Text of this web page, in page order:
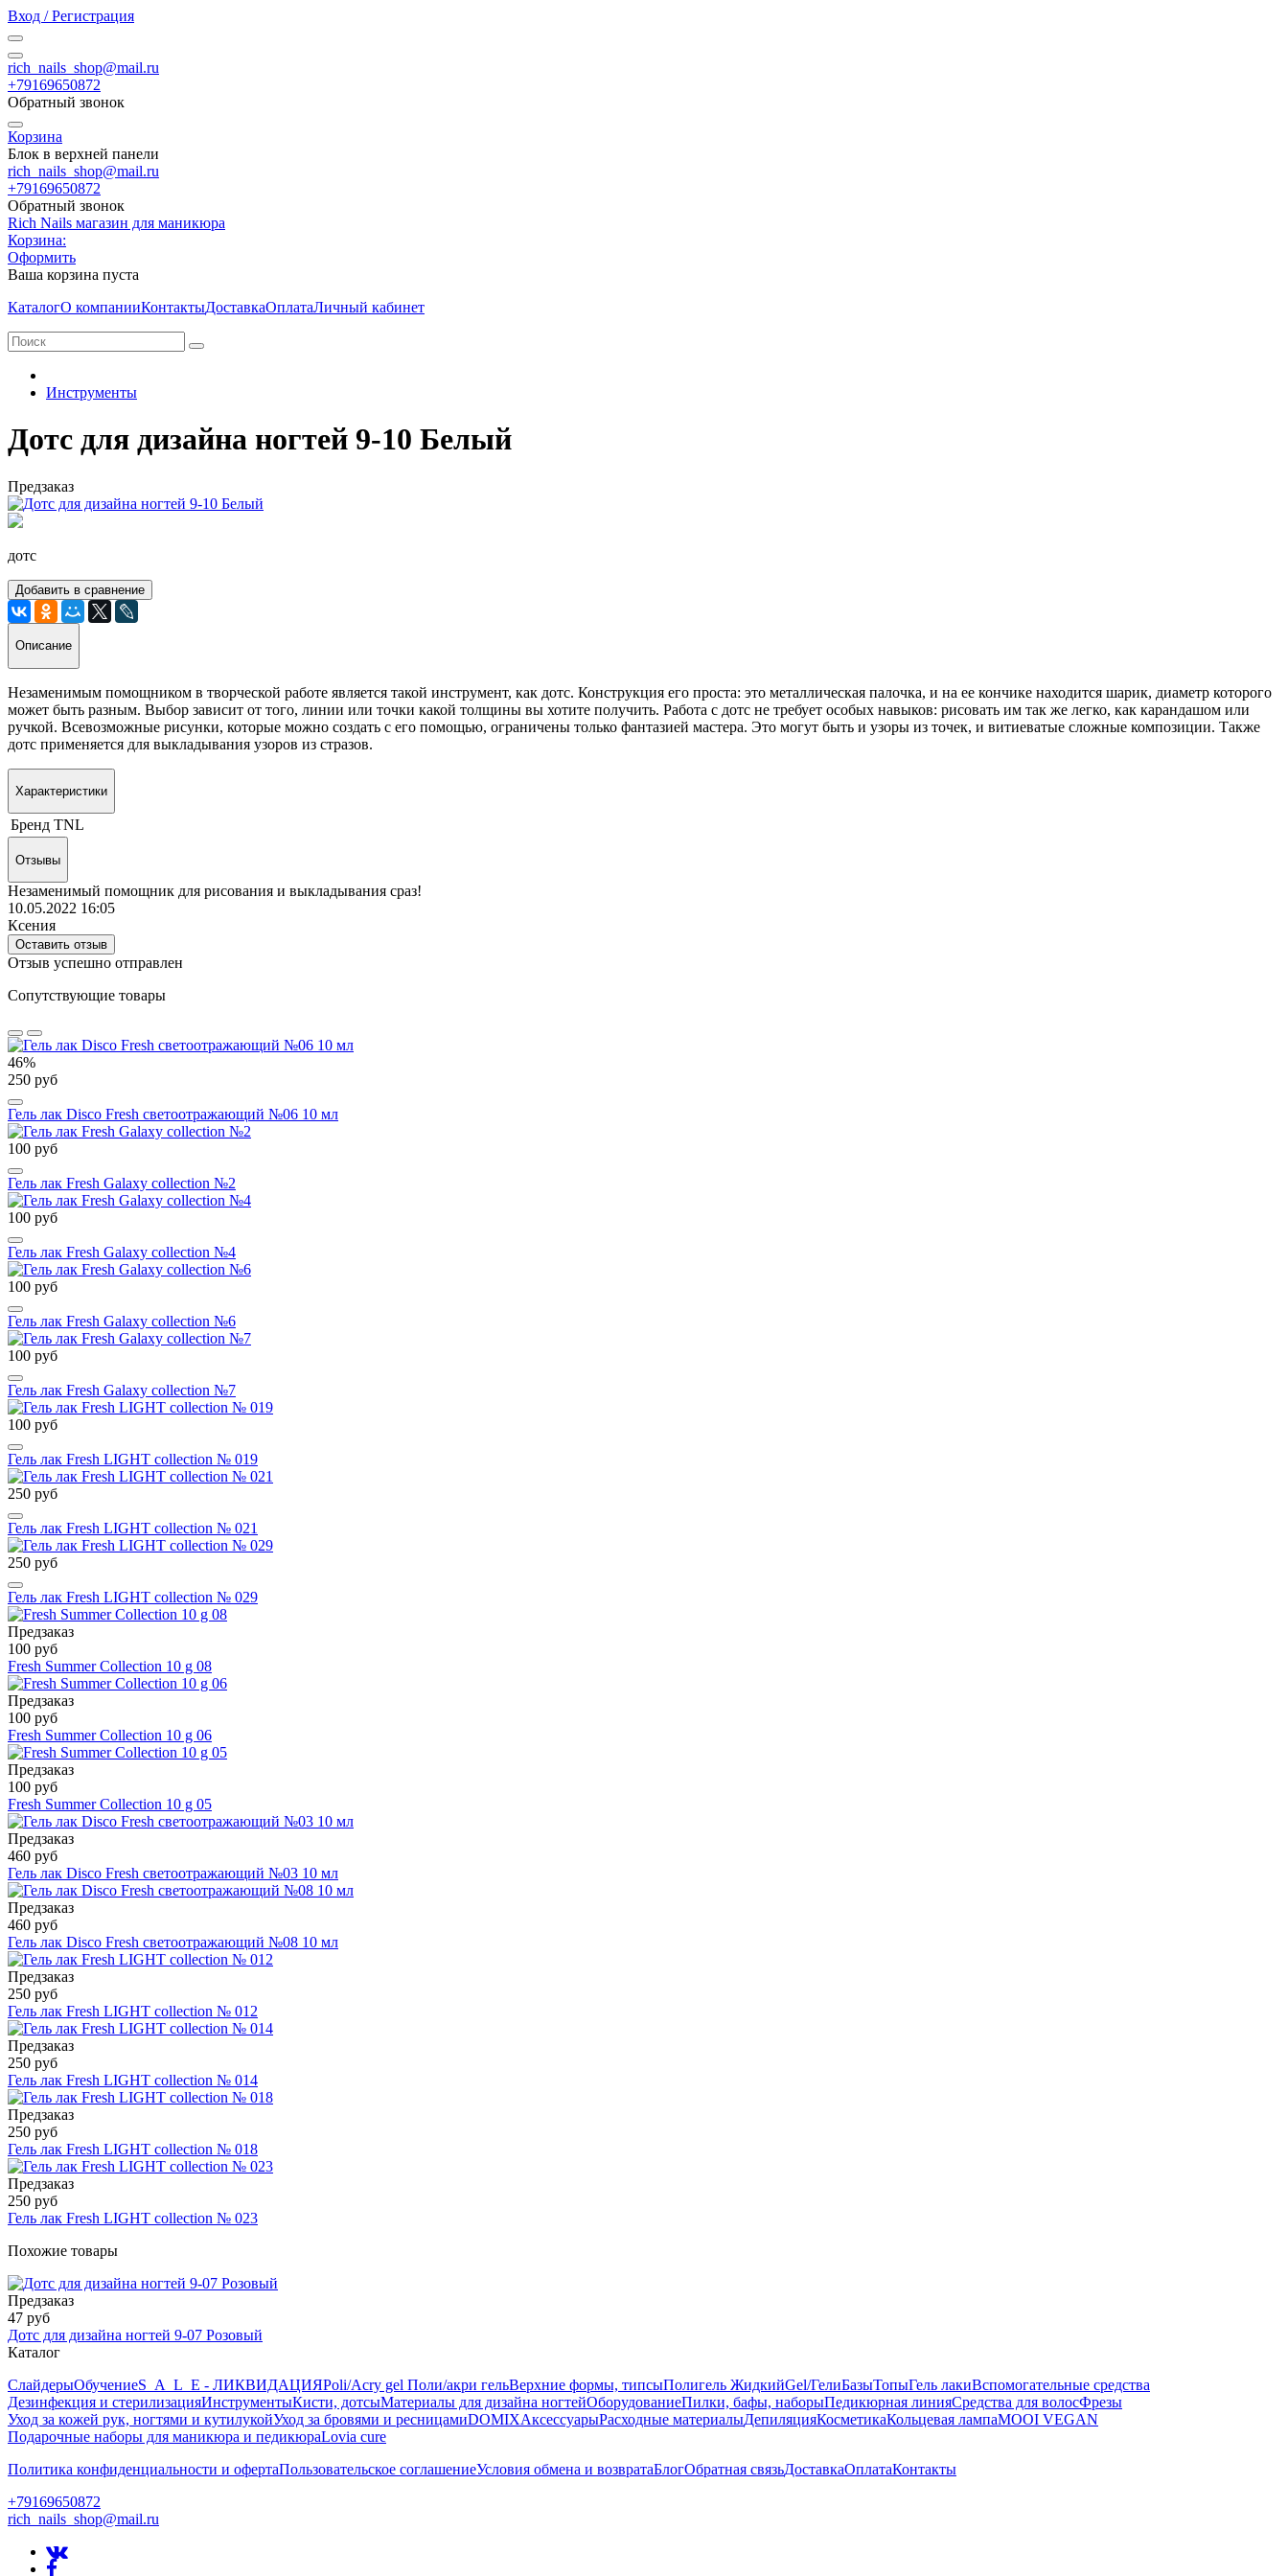
Вход / Регистрация
rich_nails_shop@mail.ru
+79169650872
Обратный звонок
Корзина
Блок в верхней панели
rich_nails_shop@mail.ru
+79169650872
Обратный звонок
Rich Nails магазин для маникюра
Корзина:
Оформить
Ваша корзина пуста
КаталогО компанииКонтактыДоставкаОплатаЛичный кабинет
Инструменты
Дотс для дизайна ногтей 9-10 Белый
Предзаказ
дотс
Добавить в сравнение
Описание
Незаменимым помощником в творческой работе является такой инструмент, как дотс. Конструкция его проста: это металлическая палочка, и на ее кончике находится шарик, диаметр которого
может быть разным. Выбор зависит от того, линии или точки какой толщины вы хотите получить. Работа с дотс не требует особых навыков: рисовать им так же легко, как карандашом или
ручкой. Всевозможные рисунки, которые можно создать с его помощью, ограничены только фантазией мастера. Это могут быть и узоры из точек, и витиеватые сложные композиции. Также
дотс применяется для выкладывания узоров из стразов.
Характеристики
Бренд TNL
Отзывы
Незаменимый помощник для рисования и выкладывания сраз!
10.05.2022 16:05
Ксения
Оставить отзыв
Отзыв успешно отправлен
Сопутствующие товары
46%
250 руб
Гель лак Disco Fresh светоотражающий №06 10 мл
100 руб
Гель лак Fresh Galaxy collection №2
100 руб
Гель лак Fresh Galaxy collection №4
100 руб
Гель лак Fresh Galaxy collection №6
100 руб
Гель лак Fresh Galaxy collection №7
100 руб
Гель лак Fresh LIGHT collection № 019
250 руб
Гель лак Fresh LIGHT collection № 021
250 руб
Гель лак Fresh LIGHT collection № 029
Предзаказ
100 руб
Fresh Summer Collection 10 g 08
Предзаказ
100 руб
Fresh Summer Collection 10 g 06
Предзаказ
100 руб
Fresh Summer Collection 10 g 05
Предзаказ
460 руб
Гель лак Disco Fresh светоотражающий №03 10 мл
Предзаказ
460 руб
Гель лак Disco Fresh светоотражающий №08 10 мл
Предзаказ
250 руб
Гель лак Fresh LIGHT collection № 012
Предзаказ
250 руб
Гель лак Fresh LIGHT collection № 014
Предзаказ
250 руб
Гель лак Fresh LIGHT collection № 018
Предзаказ
250 руб
Гель лак Fresh LIGHT collection № 023
Похожие товары
Предзаказ
47 руб
Дотс для дизайна ногтей 9-07 Розовый
Каталог
СлайдерыОбучениеS_A_L_E - ЛИКВИДАЦИЯPoli/Acry gel Поли/акри гельВерхние формы, типсыПолигель ЖидкийGel/ГелиБазыТопыГель лакиВспомогательные средства
Дезинфекция и стерилизацияИнструментыКисти, дотсыМатериалы для дизайна ногтейОборудованиеПилки, бафы, наборыПедикюрная линияСредства для волосФрезы
Уход за кожей рук, ногтями и кутилукойУход за бровями и ресницамиDOMIXАксессуарыРасходные материалыДепиляцияКосметикаКольцевая лампаMOOI VEGAN
Подарочные наборы для маникюра и педикюраLovia cure
Политика конфиденциальности и офертаПользовательское соглашениеУсловия обмена и возвратаБлогОбратная связьДоставкаОплатаКонтакты
+79169650872
rich_nails_shop@mail.ru